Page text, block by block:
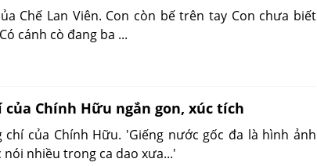
Chế Lan Viên. Con còn bế trên tay Con chưa biết
cánh cò đang ba ...
Chính Hữu ngắn gon, xúc tích
của Chính Hữu. 'Giếng nước gốc đa là hình ảnh
nhiều trong ca dao xưa...'